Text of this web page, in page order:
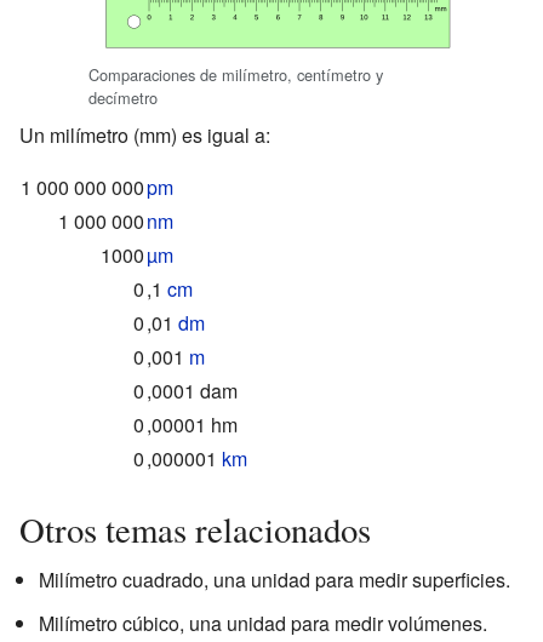
Comparaciones de milímetro, centímetro y
decímetro
Un milímetro (mm) es igual a:
1 000 000 000pm
1 000 000nm
1000µm
0,1 cm
0,01 dm
0,001 m
0,0001 dam
0,00001 hm
0,000001 km
Otros temas relacionados
Milímetro cuadrado, una unidad para medir superficies.
Milímetro cúbico, una unidad para medir volúmenes.